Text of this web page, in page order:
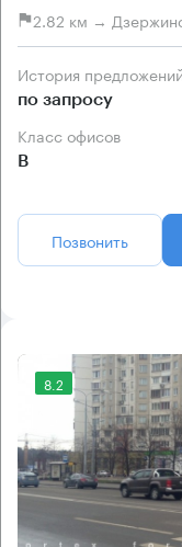
2.82 км →
История
по запросу
Класс офисов
B
Позвонить
8.2